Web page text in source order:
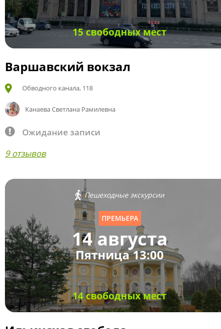
15 свободных мест
Варшавский вокзал
Обводного канала, 118
Канаева Светлана Рамилевна
Ожидание записи
9 отзывов
Пешеходные экскурсии
ПРЕМЬЕРА
14 августа
Пятница 13:00
14 свободных мест